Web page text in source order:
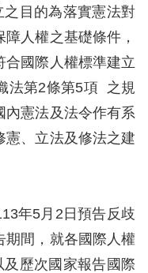
目的為落實憲法對
人權之基礎條件，
國際人權標準建立
法第2條第5項 之規
內憲法及法令作有系
憲、立法及修法之建
年5月2日預告反歧
期間，就各國際人權
歷次國家報告國際